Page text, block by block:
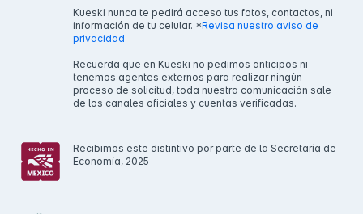
Kueski nunca te pedirá acceso tus fotos, contactos, ni
información de tu celular. *Revisa nuestro aviso de
privacidad
Recuerda que en Kueski no pedimos anticipos ni
tenemos agentes externos para realizar ningún
proceso de solicitud, toda nuestra comunicación sale
de los canales oficiales y cuentas verificadas.
Recibimos este distintivo por parte de la Secretaría de
Economía, 2025